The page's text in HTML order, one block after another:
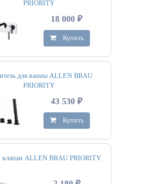
PRIORITY
18 000 ₽
Купить
для ванны ALLEN BRAU
PRIORITY
43 530 ₽
Купить
ALLEN BRAU PRIORITY